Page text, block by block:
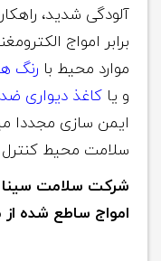
آلودگی شدید،
برابر امواج
موارد محیط با رنگ
و یا کاغذ دیواری
ایمن سازی مجددا
سلامت محیط
شرکت سلامت سینا
امواج ساطع شده از